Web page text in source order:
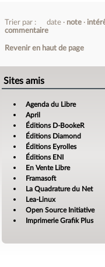
Trier par : date note
commentaire
Revenir en haut de page
Sites amis
Agenda du Libre
April
Éditions D-BookeR
Éditions Diamond
Éditions Eyrolles
Éditions ENI
En Vente Libre
Framasoft
La Quadrature du Net
Lea-Linux
Open Source Initiative
Imprimerie Grafik Plus